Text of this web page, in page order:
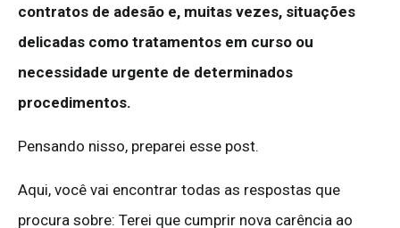
contratos de adesão e, muitas vezes, situações
delicadas como tratamentos em curso ou
necessidade urgente de determinados
procedimentos.
Pensando nisso, preparei esse post.
Aqui, você vai encontrar todas as respostas que
procura sobre: Terei que cumprir nova carência ao